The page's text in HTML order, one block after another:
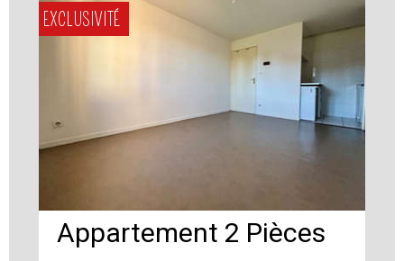
EXCLUSIVITÉ
Appartement 2 Pièces